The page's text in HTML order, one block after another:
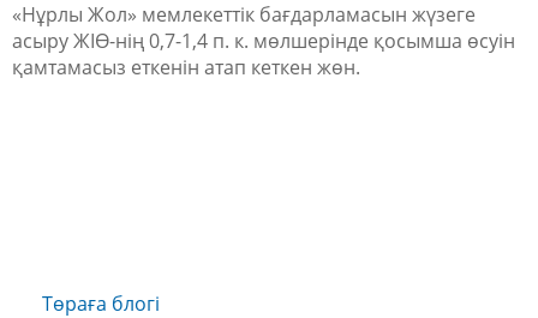
«Нұрлы Жол» мемлекеттік бағдарламасын жүзеге
асыру ЖІӨ-нің 0,7-1,4 п. к. мөлшерінде қосымша өсуін
қамтамасыз еткенін атап кеткен жөн.
Төраға блогі